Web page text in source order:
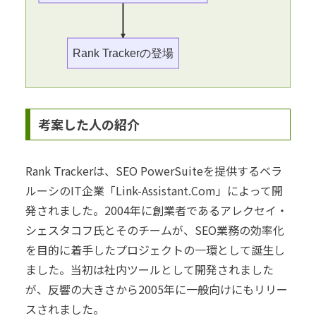
Rank Trackerの登場
考案した人の紹介
Rank Trackerは、SEO PowerSuiteを提供するベラ
ルーシのIT企業「Link-Assistant.Com」によって開
発されました。2004年に創業者であるアレクセイ・
シェスタコフ氏とそのチームが、SEO業務の効率化
を目的に着手したプロジェクトの一環として誕生し
ました。当初は社内ツールとして開発されました
が、反響の大きさから2005年に一般向けにもリリー
スされました。